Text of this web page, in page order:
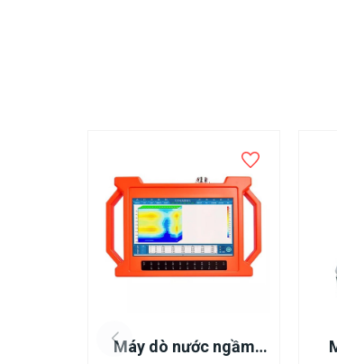
Khảo sát địa chất công trình, xác định vị trí
Tìm kiếm nguồn nước sinh hoạt cho gia
trung.
Thông Số Kỹ Thuật Chính
Độ sâu dò tìm:Tối đa 900 mét
Bộ nhớ trong:Lưu trữ dữ liệu đo
Máy dò nước ngầm